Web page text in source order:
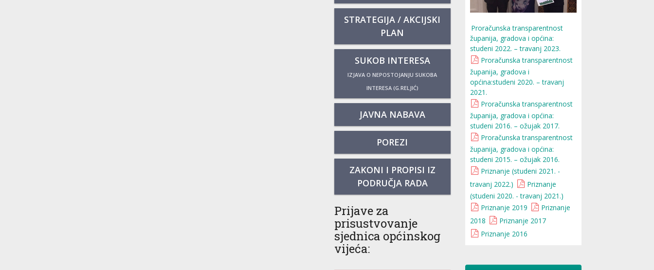
STRATEGIJA / AKCIJSKI
PLAN
SUKOB INTERESA
IZJAVA O NEPOSTOJANJU SUKOBA
INTERESA (G.RELJIĆ)
JAVNA NABAVA
POREZI
ZAKONI I PROPISI IZ
PODRUČJA RADA
Prijave za
prisustvovanje
sjednica općinskog
vijeća:
Proračunska transparentnost
županija, gradova i općina:
studeni 2022. – travanj 2023.
Proračunska transparentnost
županija, gradova i
općina:studeni 2020. – travanj
2021.
Proračunska transparentnost
županija, gradova i općina:
studeni 2016. – ožujak 2017.
Proračunska transparentnost
županija, gradova i općina:
studeni 2015. – ožujak 2016.
Priznanje (studeni 2021. -
travanj 2022.)
Priznanje
(studeni 2020. - travanj 2021.)
Priznanje 2019
Priznanje
2018
Priznanje 2017
Priznanje 2016